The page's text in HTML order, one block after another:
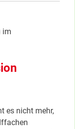
im
es nicht mehr,